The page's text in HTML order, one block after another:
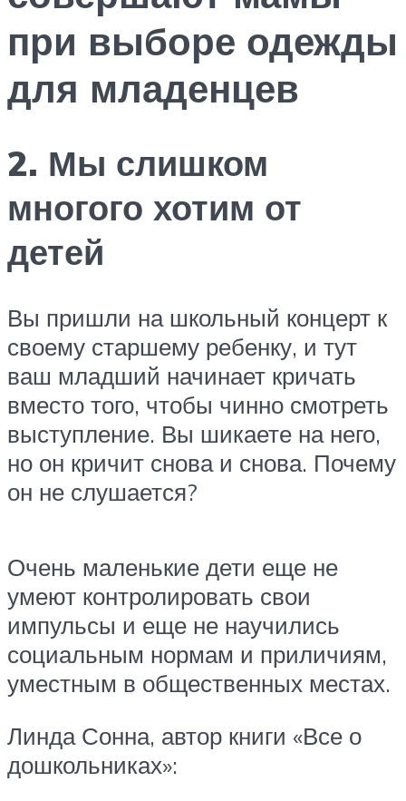
при выборе одежды
для младенцев
2. Мы слишком
многого хотим от
детей
Вы пришли на школьный концерт к
своему старшему ребенку, и тут
ваш младший начинает кричать
вместо того, чтобы чинно смотреть
выступление. Вы шикаете на него,
но он кричит снова и снова. Почему
он не слушается?
Очень маленькие дети еще не
умеют контролировать свои
импульсы и еще не научились
социальным нормам и приличиям,
уместным в общественных местах.
Линда Сонна, автор книги «Все о
дошкольниках»: